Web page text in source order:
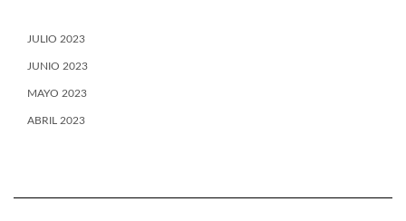
JULIO 2023
JUNIO 2023
MAYO 2023
ABRIL 2023